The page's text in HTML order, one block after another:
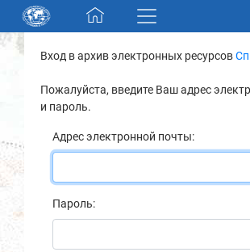
Skip navigation
Разделы и коллекции
Электронный каталог
Новости
О нас
Вход в архив электронных ресурсов
Пожалуйста, введите Ваш адрес
и пароль.
Адрес электронной почты:
Пароль: